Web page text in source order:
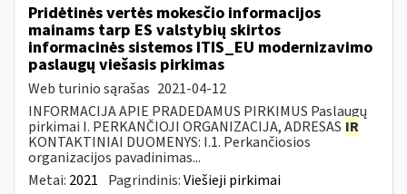
Pridėtinės vertės mokesčio informacijos
mainams tarp ES valstybių skirtos
informacinės sistemos ITIS_EU modernizavimo
paslaugų viešasis pirkimas
Web turinio sąrašas 2021-04-12
INFORMACIJA APIE PRADEDAMUS PIRKIMUS Paslaugų
pirkimai I. PERKANČIOJI ORGANIZACIJA, ADRESAS IR
KONTAKTINIAI DUOMENYS: I.1. Perkančiosios
organizacijos pavadinimas...
Metai: 2021 Pagrindinis:Viešieji pirkimai